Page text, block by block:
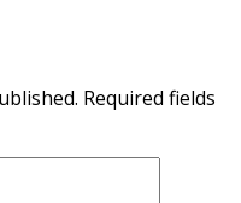
Required fields